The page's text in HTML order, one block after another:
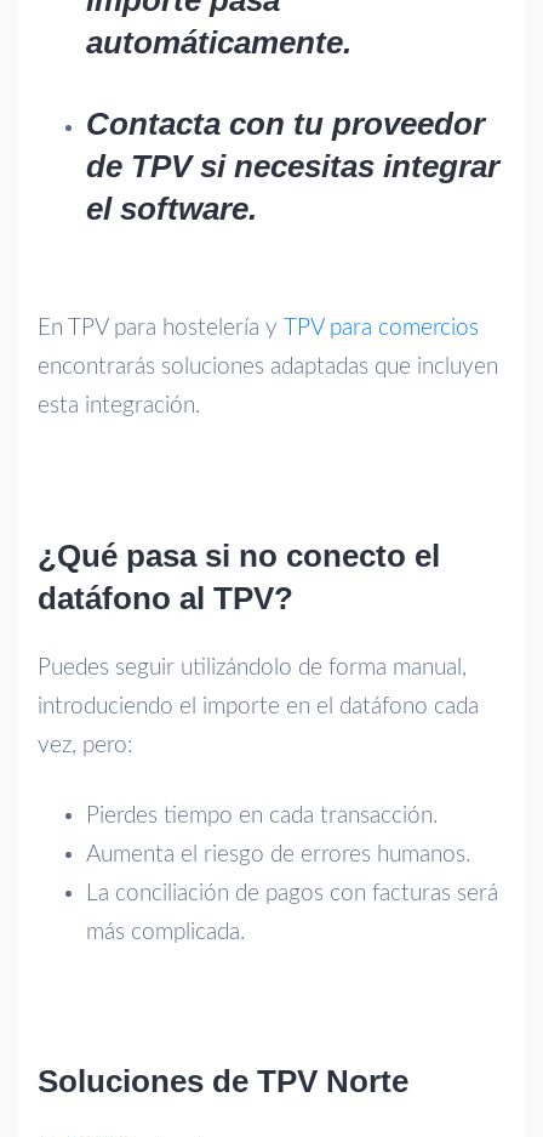
automáticamente.
Contacta con tu proveedor
de TPV si necesitas integrar
el software.
En TPV para hostelería y
TPV para comercios
encontrarás soluciones adaptadas que incluyen
esta integración.
¿Qué pasa si no conecto el
datáfono al TPV?
Puedes seguir utilizándolo de forma manual,
introduciendo el importe en el datáfono cada
vez, pero:
Pierdes tiempo en cada transacción.
Aumenta el riesgo de errores humanos.
La conciliación de pagos con facturas será
más complicada.
Soluciones de TPV Norte